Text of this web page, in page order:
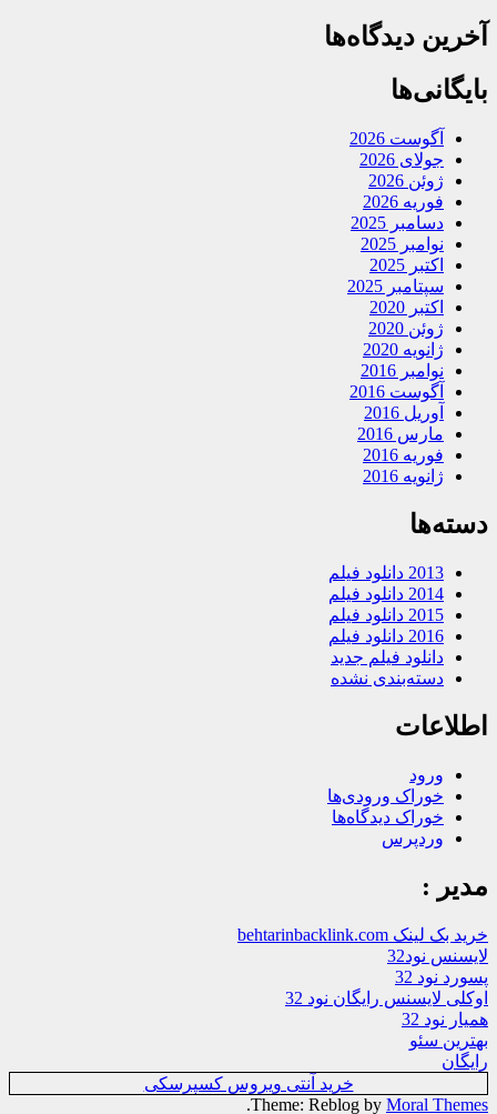
آخرین دیدگاه‌ها
بایگانی‌ها
آگوست 2026
جولای 2026
ژوئن 2026
فوریه 2026
دسامبر 2025
نوامبر 2025
اکتبر 2025
سپتامبر 2025
اکتبر 2020
ژوئن 2020
ژانویه 2020
نوامبر 2016
آگوست 2016
آوریل 2016
مارس 2016
فوریه 2016
ژانویه 2016
دسته‌ها
2013 دانلود فیلم
2014 دانلود فیلم
2015 دانلود فیلم
2016 دانلود فیلم
دانلود فیلم جدید
دسته‌بندی نشده
اطلاعات
ورود
خوراک ورودی‌ها
خوراک دیدگاه‌ها
وردپرس
مدیر :
خرید بک لینک behtarinbacklink.com
لایسنس نود32
پسورد نود 32
اوکلی لایسنس رایگان نود 32
همیار نود 32
بهترین سئو
رایگان
خرید آنتی ویروس کسپرسکی
Theme: Reblog by Moral Themes
.